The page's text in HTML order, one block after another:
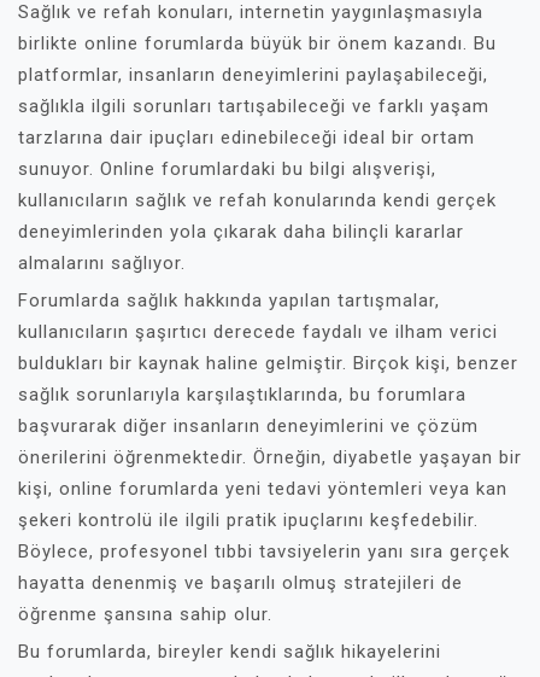
Sağlık ve refah konuları, internetin yaygınlaşmasıyla
birlikte online forumlarda büyük bir önem kazandı. Bu
platformlar, insanların deneyimlerini paylaşabileceği,
sağlıkla ilgili sorunları tartışabileceği ve farklı yaşam
tarzlarına dair ipuçları edinebileceği ideal bir ortam
sunuyor. Online forumlardaki bu bilgi alışverişi,
kullanıcıların sağlık ve refah konularında kendi gerçek
deneyimlerinden yola çıkarak daha bilinçli kararlar
almalarını sağlıyor.
Forumlarda sağlık hakkında yapılan tartışmalar,
kullanıcıların şaşırtıcı derecede faydalı ve ilham verici
buldukları bir kaynak haline gelmiştir. Birçok kişi, benzer
sağlık sorunlarıyla karşılaştıklarında, bu forumlara
başvurarak diğer insanların deneyimlerini ve çözüm
önerilerini öğrenmektedir. Örneğin, diyabetle yaşayan bir
kişi, online forumlarda yeni tedavi yöntemleri veya kan
şekeri kontrolü ile ilgili pratik ipuçlarını keşfedebilir.
Böylece, profesyonel tıbbi tavsiyelerin yanı sıra gerçek
hayatta denenmiş ve başarılı olmuş stratejileri de
öğrenme şansına sahip olur.
Bu forumlarda, bireyler kendi sağlık hikayelerini